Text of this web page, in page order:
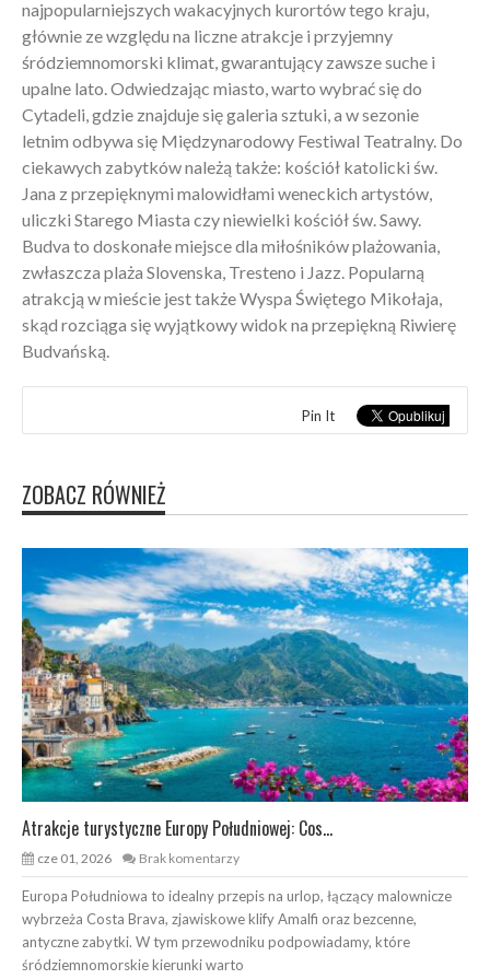
najpopularniejszych wakacyjnych kurortów tego kraju,
głównie ze względu na liczne atrakcje i przyjemny
śródziemnomorski klimat, gwarantujący zawsze suche i
upalne lato. Odwiedzając miasto, warto wybrać się do
Cytadeli, gdzie znajduje się galeria sztuki, a w sezonie
letnim odbywa się Międzynarodowy Festiwal Teatralny. Do
ciekawych zabytków należą także: kościół katolicki św.
Jana z przepięknymi malowidłami weneckich artystów,
uliczki Starego Miasta czy niewielki kościół św. Sawy.
Budva to doskonałe miejsce dla miłośników plażowania,
zwłaszcza plaża Slovenska, Tresteno i Jazz. Popularną
atrakcją w mieście jest także Wyspa Świętego Mikołaja,
skąd rozciąga się wyjątkowy widok na przepiękną Riwierę
Budvańską.
Pin It
ZOBACZ RÓWNIEŻ
Atrakcje turystyczne Europy Południowej: Cos...
cze 01, 2026 Brak komentarzy
Europa Południowa to idealny przepis na urlop, łączący malownicze
wybrzeża Costa Brava, zjawiskowe klify Amalfi oraz bezcenne,
antyczne zabytki. W tym przewodniku podpowiadamy, które
śródziemnomorskie kierunki warto